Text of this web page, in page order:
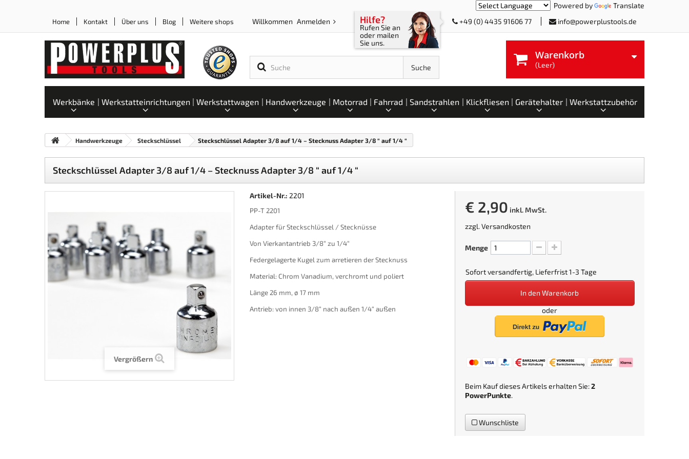
Powered by Translate
Home Kontakt Über uns Blog Weitere shops Willkommen Anmelden Hilfe?
Rufen Sie an
oder mailen
Sie uns.
+49 (0) 4435 91606 77 info@powerplustools.de
Suche
Warenkorb
(Leer)
Werkbänke Werkstatteinrichtungen Werkstattwagen Handwerkzeuge Motorrad Fahrrad Sandstrahlen Klickfliesen Gerätehalter Werkstattzubehör
Handwerkzeuge Steckschlüssel Steckschlüssel Adapter 3/8 auf 1/4 – Stecknuss Adapter 3/8 “ auf 1/4 “
Steckschlüssel Adapter 3/8 auf 1/4 – Stecknuss Adapter 3/8 “ auf 1/4 “
Vergrößern
Artikel-Nr.: 2201
PP-T 2201
Adapter für Steckschlüssel / Stecknüsse
Von Vierkantantrieb 3/8“ zu 1/4“
Federgelagerte Kugel zum arretieren der Stecknuss
Material: Chrom Vanadium, verchromt und poliert
Länge 26 mm, ø 17 mm
Antrieb: von innen 3/8“ nach außen 1/4“ außen
€ 2,90 inkl. MwSt.
zzgl.Versandkosten
Menge
Sofort versandfertig, Lieferfrist 1-3 Tage
In den Warenkorb
oder
Beim Kauf dieses Artikels erhalten Sie:2
PowerPunkte.
Wunschliste